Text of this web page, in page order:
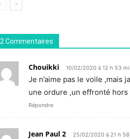
2 Commentaires
Chouikki 10/02/2020 à 12 h 53
Je n’aime pas le voile ,mais
une ordure ,un effronté
Répondre
Jean Paul 2 25/02/2020 à 21 h